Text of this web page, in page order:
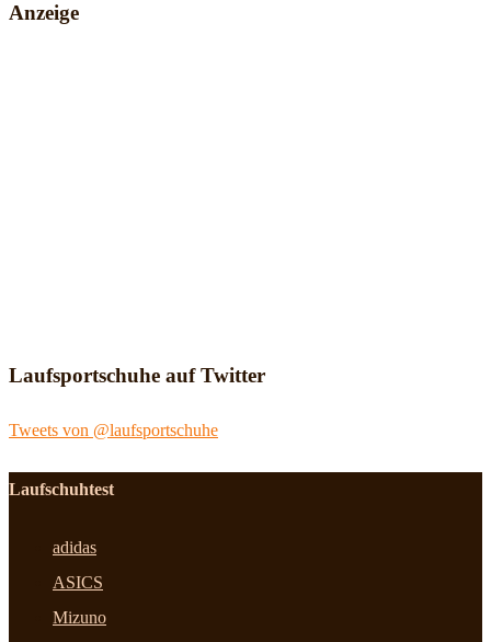
Anzeige
Laufsportschuhe auf Twitter
Tweets von @laufsportschuhe
Laufschuhtest
adidas
ASICS
Mizuno